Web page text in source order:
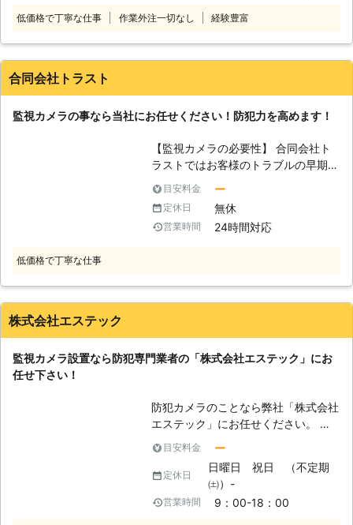
犯罪抑止につながります。大切な家族
を犯罪から守るためにも防犯カメラの
導入を検討してみてはいかがでしょう
カメラ設置業者です。これまでに培っ
た経験でお客様のお悩み解決いたしま
す。防犯カメラの選び方が分からない
ほか、予算内におさめたいなどご希望
があればお聞かせください。お客様の
ご要望に合わせて最適なプランをご提
示させていただきます。
低価格で丁寧な仕事 作業外注一切なし 経験豊富
合同会社トラスト
監視カメラの事なら当社にお任せください！防犯力を高めます！
【監視カメラの必要性】 合同会社ト
ラストではお客様のトラブルの早期解
決を心がけております。当社では防犯
力向上の為に、監視カメラ設置をお勧
めしております。監視カメラをいうも
のはその名の通り周辺を常に監視する
高める方法は色々ございます。しか
しゃるのが現状です。監視カメラさえ
設置をしておけば、犯人特定の大きな
決め手になるでしょう。 【監視カメ
ラは当社にお任せください】 監視カ
メラの設置というものはどこに依頼を
していいのか分からないのではないで
目安料金 ー
定休日 無休
営業時間 24時間対応
低価格で丁寧な仕事
株式会社エステック
監視カメラ設置なら防犯専門業者の「株式会社エステック」にお
任せ下さい！
防犯カメラのことなら弊社「株式会社
エステック」にお任せください。 弊
社は埼玉県さいたま市岩槻区に拠点を
構える、防犯カメラ・セキュリティシ
ステムの専門業者です。埼玉県さいた
ま市を中心に、関東一円のお客様から
の防犯カメラ設置のご依頼を承ってお
目安料金 ー
定休日
日曜日 祝日 （不定期
㈯）-
営業時間 9：00-18：00